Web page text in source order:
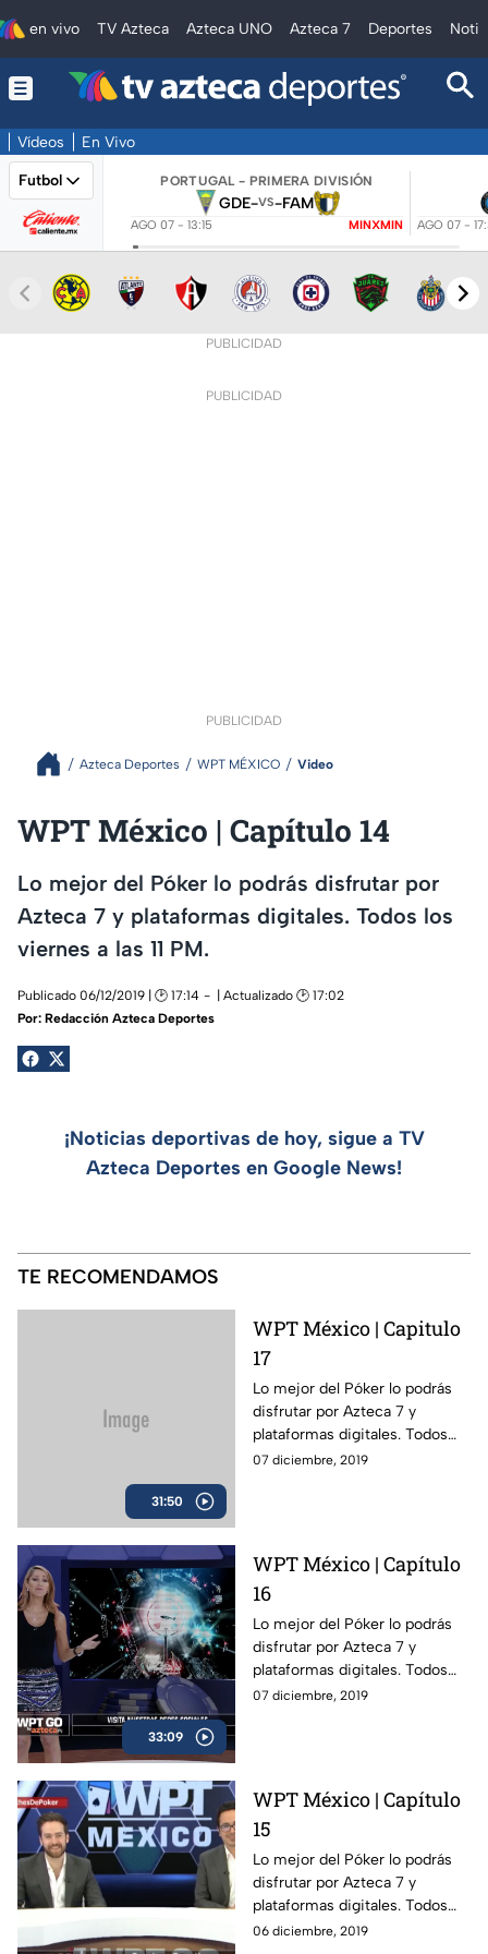
en vivo TV Azteca Azteca UNO Azteca 7 Deportes
Vídeos En Vivo
Futbol PORTUGAL - PRIMERA DIVISIÓN
GDE-VS-FAM
AGO 07 - 13:15 MINXMIN AGO 07 -
PUBLICIDAD
PUBLICIDAD
PUBLICIDAD
Azteca Deportes WPT MÉXICO Video
WPT México | Capítulo 14
Lo mejor del Póker lo podrás disfrutar por
Azteca 7 y plataformas digitales. Todos los
viernes a las 11 PM.
Publicado 06/12/2019 | 🕑 17:14
| Actualizado 🕑 17:02
Por: Redacción Azteca Deportes
¡Noticias deportivas de hoy, sigue a TV
Azteca Deportes en Google News!
TE RECOMENDAMOS
31:50
WPT México | Capitulo
17
Lo mejor del Póker lo podrás
disfrutar por Azteca 7 y
plataformas digitales. Todos
los viernes a las 11 PM.
07 diciembre, 2019
33:09
WPT México | Capítulo
16
Lo mejor del Póker lo podrás
disfrutar por Azteca 7 y
plataformas digitales. Todos
los viernes a las 11 PM.
07 diciembre, 2019
WPT México | Capítulo
15
Lo mejor del Póker lo podrás
disfrutar por Azteca 7 y
plataformas digitales. Todos
los viernes a las 11 PM.
06 diciembre, 2019